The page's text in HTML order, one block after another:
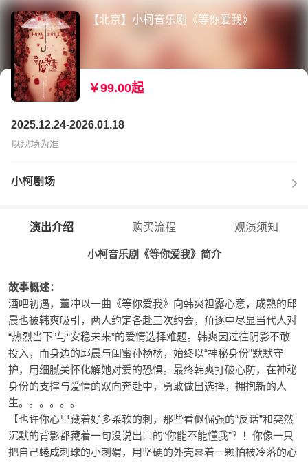
【北京】小柯音乐剧《等你爱我》
￥99.00起
2025.12.24-2026.01.18
以现场为准
小柯剧场
演出介绍 购买流程 观演须知
小柯音乐剧《等你爱我》简介
故事概述：
酒吧初遇，董冲以一曲《等你爱我》向韩爽袒露心意，成熟的邱
晨也被韩爽吸引，两人约定各赴三次约会，角逐中尽显当代人对
“热烈当下”与“安稳未来”的爱情选择难题。韩爽因过往阴影不敢
投入，而身边的邱晨与闺蜜孙杨杨，始终以“神秘身份”默默守
护，用细腻关怀化解她对爱的恐惧。最终韩爽打破心防，在神秘
身份的支撑与爱情的双向奔赴中，勇敢做出选择，拥抱新的人
生。。。。。。
【也许你心里藏着好多柔软的刺，那些看似倔强的“反话”和突然
沉默的背影都藏着一句没说出口的“你能不能懂我”？！你像一只
把自己蜷成刺球的小刺猬，用坚硬的外壳裹着一颗怕被冷落的心